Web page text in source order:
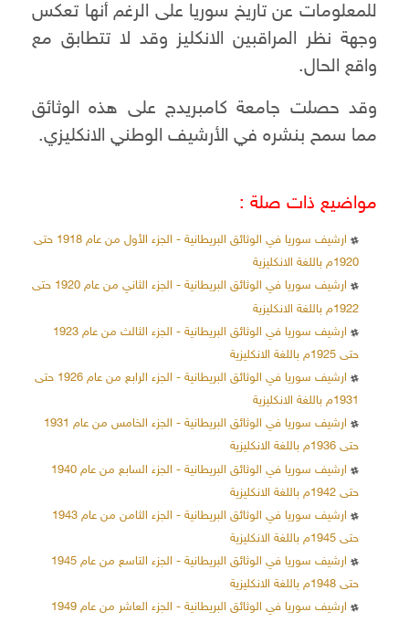
للمعلومات عن تاريخ سوريا على الرغم أنها تعكس
وجهة نظر المراقبين الانكليز وقد لا تتطابق مع
واقع الحال.
وقد حصلت جامعة كامبريدج على هذه الوثائق
مما سمح بنشره في الأرشيف الوطني الانكليزي.
مواضيع ذات صلة :
ارشيف سوريا في الوثائق البريطانية - الجزء الأول من عام 1918 حتى
1920م باللغة الانكليزية
ارشيف سوريا في الوثائق البريطانية - الجزء الثاني من عام 1920 حتى
1922م باللغة الانكليزية
ارشيف سوريا في الوثائق البريطانية - الجزء الثالث من عام 1923
حتى 1925م باللغة الانكليزية
ارشيف سوريا في الوثائق البريطانية - الجزء الرابع من عام 1926 حتى
1931م باللغة الانكليزية
ارشيف سوريا في الوثائق البريطانية - الجزء الخامس من عام 1931
حتى 1936م باللغة الانكليزية
ارشيف سوريا في الوثائق البريطانية - الجزء السابع من عام 1940
حتى 1942م باللغة الانكليزية
ارشيف سوريا في الوثائق البريطانية - الجزء الثامن من عام 1943
حتى 1945م باللغة الانكليزية
ارشيف سوريا في الوثائق البريطانية - الجزء التاسع من عام 1945
حتى 1948م باللغة الانكليزية
ارشيف سوريا في الوثائق البريطانية - الجزء العاشر من عام 1949